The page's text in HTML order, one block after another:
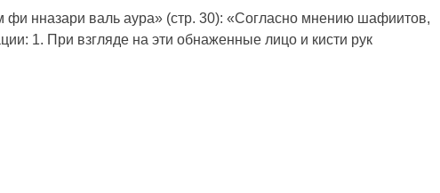
нназари валь аура» (стр. 30): «Согласно мнению шафиитов,
1. При взгляде на эти обнаженные лицо и кисти рук